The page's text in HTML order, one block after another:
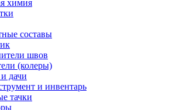
химия
составы
швов
(колеры)
дачи
и инвентарь
тачки